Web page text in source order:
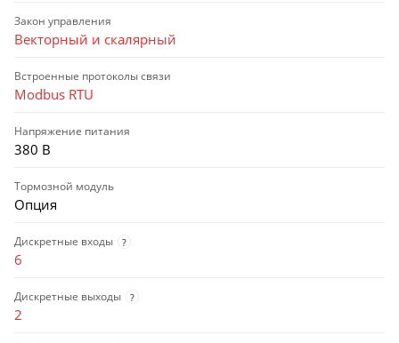
Закон управления
Векторный и скалярный
Встроенные протоколы связи
Modbus RTU
Напряжение питания
380 В
Тормозной модуль
Опция
Дискретные входы ?
6
Дискретные выходы ?
2